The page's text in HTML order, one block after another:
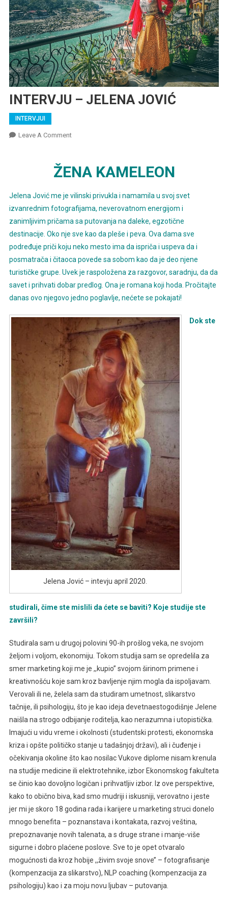
INTERVJU – JELENA JOVIĆ
INTERVJUI
Leave A CommentOn
JELENA
ŽENA KAMELEON
Jelena Jović me je vilinski privukla i namamila u svoj svet
izvanrednim fotografijama, neverovatnom energijom i
zanimljivim pričama sa putovanja na daleke, egzotične
destinacije. Oko nje sve kao da pleše i peva. Ova dama sve
podređuje priči koju neko mesto ima da ispriča i uspeva da i
posmatrača i čitaoca povede sa sobom kao da je deo njene
turističke grupe. Uvek je raspoložena za razgovor, saradnju, da da
savet i prihvati dobar predlog. Ona je romana koji hoda. Pročitajte
danas ovo njegovo jedno poglavlje, nećete se pokajati!
Jelena Jović – intevju april 2020.
Dok ste
studirali, čime ste mislili da ćete se baviti? Koje studije ste
završili?
Studirala sam u drugoj polovini 90-ih prošlog veka, ne svojom
željom i voljom, ekonomiju. Tokom studija sam se opredelila za
smer marketing koji me je ,,kupio’’ svojom širinom primene i
kreativnošću koje sam kroz bavljenje njim mogla da ispoljavam.
Verovali ili ne, želela sam da studiram umetnost, slikarstvo
tačnije, ili psihologiju, što je kao ideja devetnaestogodišnje Jelene
naišla na strogo odbijanje roditelja, kao nerazumna i utopistička.
Imajući u vidu vreme i okolnosti (studentski protesti, ekonomska
kriza i opšte političko stanje u tadašnjoj državi), ali i čuđenje i
očekivanja okoline što kao nosilac Vukove diplome nisam krenula
na studije medicine ili elektrotehnike, izbor Ekonomskog fakulteta
se činio kao dovoljno logičan i prihvatljiv izbor. Iz ove perspektive,
kako to obično biva, kad smo mudriji i iskusniji, verovatno i jeste
jer mi je skoro 18 godina rada i karijere u marketing struci donelo
mnogo benefita – poznanstava i kontakata, razvoj veština,
prepoznavanje novih talenata, a s druge strane i manje-više
sigurne i dobro plaćene poslove. Sve to je opet otvaralo
mogućnosti da kroz hobije ,,živim svoje snove’’ – fotografisanje
(kompenzacija za slikarstvo), NLP coaching (kompenzacija za
psihologiju) kao i za moju novu ljubav – putovanja.